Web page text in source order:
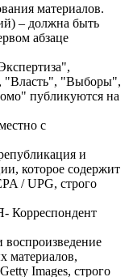
материалов.
– должна быть
абзаце
"Власть", "Выборы",
публикуются на
с
и
которое содержит
/ UPG, строго
Корреспондент
материалов,
Images, строго